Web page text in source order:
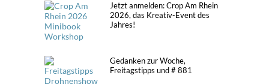
Jetzt anmelden: Crop Am Rhein
2026, das Kreativ-Event des
Jahres!
Gedanken zur Woche,
Freitagstipps und # 881